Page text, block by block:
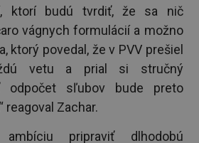
ktorí budú tvrdiť, že sa nič
vágnych formulácií a možno
ktorý povedal, že v PVV prešiel
vetu a prial si stručný
odpočet sľubov bude preto
reagoval Zachar.
pripraviť dlhodobú